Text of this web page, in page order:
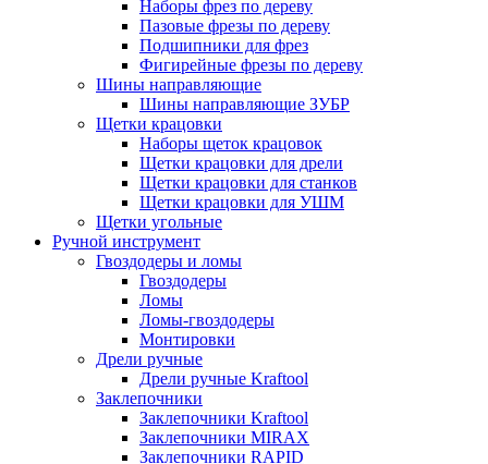
Наборы фрез по дереву
Пазовые фрезы по дереву
Подшипники для фрез
Фигирейные фрезы по дереву
Шины направляющие
Шины направляющие ЗУБР
Щетки крацовки
Наборы щеток крацовок
Щетки крацовки для дрели
Щетки крацовки для станков
Щетки крацовки для УШМ
Щетки угольные
Ручной инструмент
Гвоздодеры и ломы
Гвоздодеры
Ломы
Ломы-гвоздодеры
Монтировки
Дрели ручные
Дрели ручные Kraftool
Заклепочники
Заклепочники Kraftool
Заклепочники MIRAX
Заклепочники RAPID